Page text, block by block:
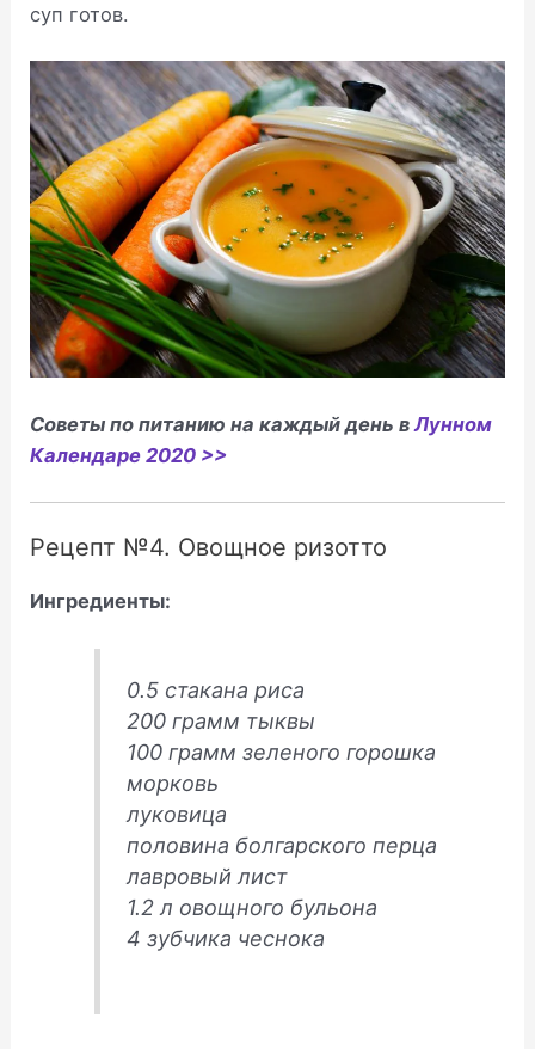
суп готов.
Советы по питанию на каждый день вЛунном
Календаре 2020 >>
Рецепт №4. Овощное ризотто
Ингредиенты:
0.5 стакана риса
200 грамм тыквы
100 грамм зеленого горошка
морковь
луковица
половина болгарского перца
лавровый лист
1.2 л овощного бульона
4 зубчика чеснока